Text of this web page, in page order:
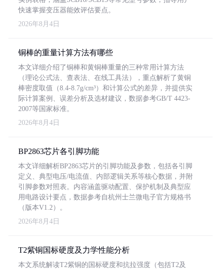
快速掌握变压器能效评估要点。
2026年8月4日
铜棒的重量计算方法有哪些
本文详细介绍了铜棒和黄铜棒重量的三种常用计算方法
（理论公式法、查表法、在线工具法），重点解析了黄铜
棒密度取值（8.4-8.7g/cm³）和计算公式的差异，并提供实
际计算案例、误差分析及选材建议，数据参考GB/T 4423-
2007等国家标准。
2026年8月4日
BP2863芯片各引脚功能
本文详细解析BP2863芯片的引脚功能及参数，包括各引脚
定义、典型电压/电流值、内部逻辑关系等核心数据，并附
引脚参数对照表。内容涵盖驱动配置、保护机制及典型应
用电路设计要点，数据参考自杭州士兰微电子官方规格书
（版本V1.2）。
2026年8月4日
T2紫铜国标硬度及力学性能分析
本文系统解读T2紫铜的国标硬度和抗拉强度（包括T2及